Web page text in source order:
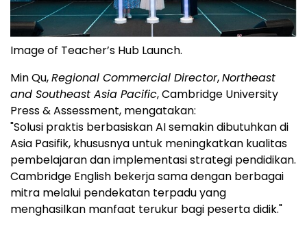
Image of Teacher’s Hub Launch.
Min Qu,Regional Commercial Director,Northeast
and Southeast Asia Pacific, Cambridge University
Press & Assessment, mengatakan:
"Solusi praktis berbasiskan AI semakin dibutuhkan di
Asia Pasifik, khususnya untuk meningkatkan kualitas
pembelajaran dan implementasi strategi pendidikan.
Cambridge English bekerja sama dengan berbagai
mitra melalui pendekatan terpadu yang
menghasilkan manfaat terukur bagi peserta didik."